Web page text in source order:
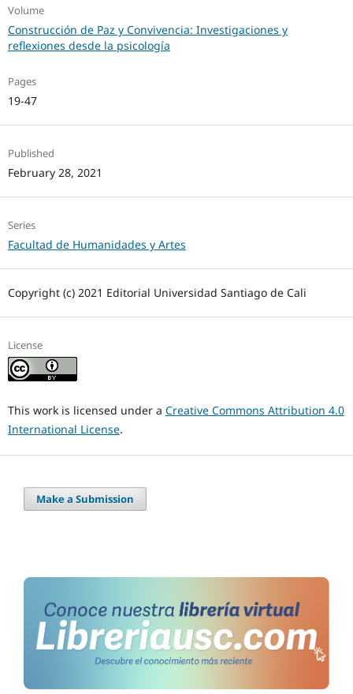
Volume
Construcción de Paz y Convivencia: Investigaciones y
reflexiones desde la psicología
Pages
19-47
Published
February 28, 2021
Series
Facultad de Humanidades y Artes
Copyright (c) 2021 Editorial Universidad Santiago de Cali
License
This work is licensed under a Creative Commons Attribution 4.0
International License.
Make a Submission